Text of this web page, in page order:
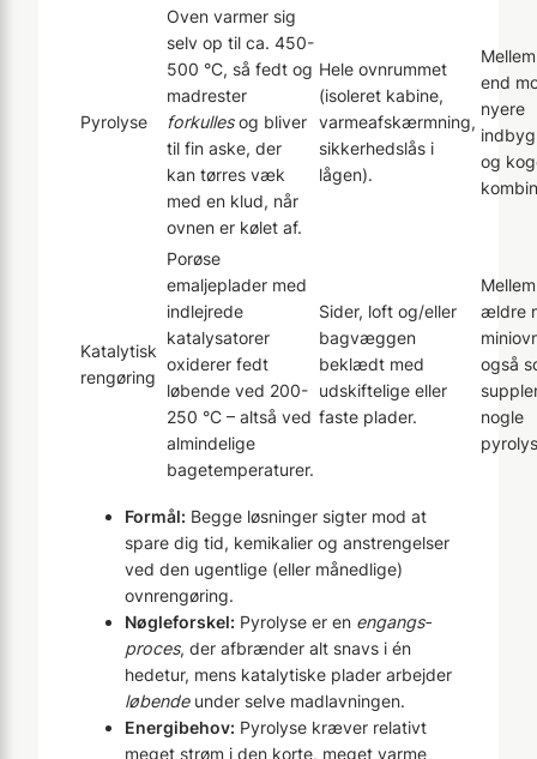
Pyrolyse
Oven varmer sig
selv op til ca. 450-
500 °C, så fedt og
madrester
forkullesog bliver
til fin aske, der
kan tørres væk
med en klud, når
ovnen er kølet af.
Hele ovnrummet
(isoleret kabine,
varmeafskærmning,
sikkerhedslås i
lågen).
end
nyere
og
Katalytisk
rengøring
Porøse
emaljeplader med
indlejrede
katalysatorer
oxiderer fedt
løbende ved 200-
250 °C – altså ved
almindelige
bagetemperaturer.
Sider, loft og/eller
bagvæggen
beklædt med
udskiftelige eller
faste plader.
ældre
også
nogle
Formål: Begge løsninger sigter mod at
spare dig tid, kemikalier og anstrengelser
ved den ugentlige (eller månedlige)
ovnrengøring.
Nøgleforskel: Pyrolyse er en engangs­
proces, der afbrænder alt snavs i én
hedetur, mens katalytiske plader arbejder
løbendeunder selve madlavningen.
Energibehov: Pyrolyse kræver relativt
meget strøm i den korte, meget varme